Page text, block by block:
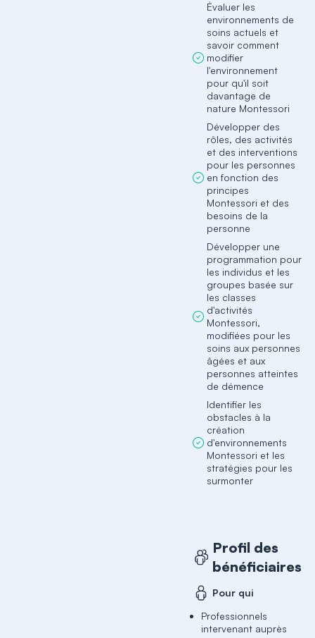
Évaluer les
environnements de
soins actuels et
savoir comment
modifier
l'environnement
pour qu'il soit
davantage de
nature Montessori
Développer des
rôles, des activités
et des interventions
pour les personnes
en fonction des
principes
Montessori et des
besoins de la
personne
Développer une
programmation pour
les individus et les
groupes basée sur
les classes
d'activités
Montessori,
modifiées pour les
soins aux personnes
âgées et aux
personnes atteintes
de démence
Identifier les
obstacles à la
création
d'environnements
Montessori et les
stratégies pour les
surmonter
Profil des
bénéficiaires
Pour qui
Professionnels
intervenant auprès